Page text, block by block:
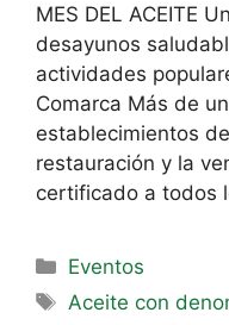
MES DEL ACEITE
desayunos
actividades
Comarca Más de
establecimientos
restauración y la
certificado a todos
Eventos
Aceite con